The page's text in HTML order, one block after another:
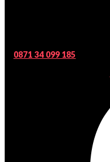
0871 34 099 185